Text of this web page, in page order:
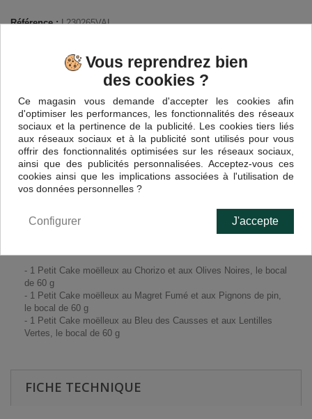
Référence : L230265VAL
14,70 €TTC
EN SAVOIR PLUS
- 1 Petit Cake moëlleux au Chorizo et aux Olives Noires, le bocal
de 60 g
- 1 Petit Cake moëlleux au Magret Fumé et aux Pignons de pin,
le bocal de 60 g
- 1 Petit Cake moëlleux au Bleu des Causses et aux Lentilles
Vertes, le bocal de 60 g
FICHE TECHNIQUE
Vous reprendrez bien
des cookies ?
Ce magasin vous demande d'accepter les cookies afin
d'optimiser les performances, les fonctionnalités des réseaux
sociaux et la pertinence de la publicité. Les cookies tiers liés
aux réseaux sociaux et à la publicité sont utilisés pour vous
offrir des fonctionnalités optimisées sur les réseaux sociaux,
ainsi que des publicités personnalisées. Acceptez-vous ces
cookies ainsi que les implications associées à l'utilisation de
vos données personnelles ?
J'accepte
Configurer